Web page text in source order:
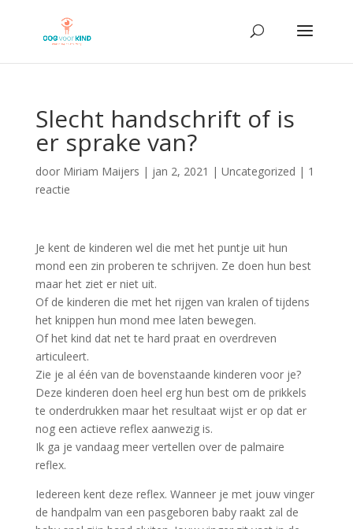
Slecht handschrift of is
er sprake van?
door Miriam Maijers | jan 2, 2021 | Uncategorized | 1
reactie
Je kent de kinderen wel die met het puntje uit hun
mond een zin proberen te schrijven. Ze doen hun best
maar het ziet er niet uit.
Of de kinderen die met het rijgen van kralen of tijdens
het knippen hun mond mee laten bewegen.
Of het kind dat net te hard praat en overdreven
articuleert.
Zie je al één van de bovenstaande kinderen voor je?
Deze kinderen doen heel erg hun best om de prikkels
te onderdrukken maar het resultaat wijst er op dat er
nog een actieve reflex aanwezig is.
Ik ga je vandaag meer vertellen over de palmaire
reflex.
Iedereen kent deze reflex. Wanneer je met jouw vinger
de handpalm van een pasgeboren baby raakt zal de